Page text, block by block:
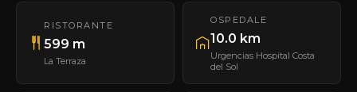
RISTORANTE
599 m
La Terraza
OSPEDALE
10.0 km
Urgencias Hospital Costa
del Sol